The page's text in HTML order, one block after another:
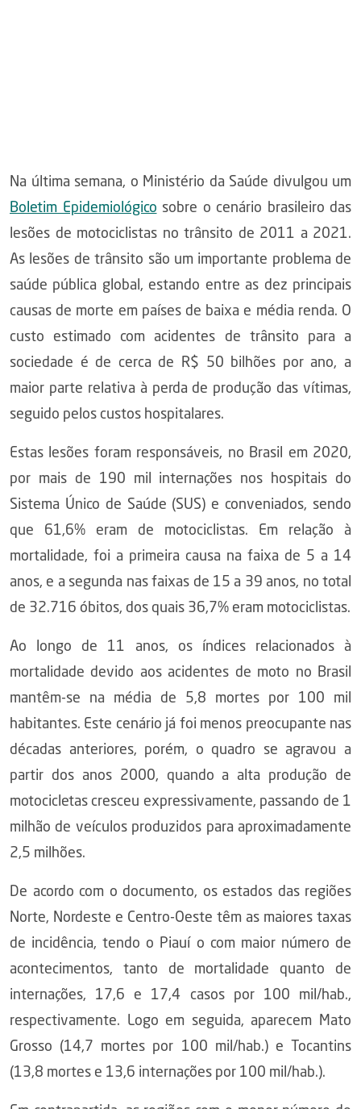
Na última semana, o Ministério da Saúde divulgou um
Boletim Epidemiológico sobre o cenário brasileiro das
lesões de motociclistas no trânsito de 2011 a 2021.
As lesões de trânsito são um importante problema de
saúde pública global, estando entre as dez principais
causas de morte em países de baixa e média renda. O
custo estimado com acidentes de trânsito para a
sociedade é de cerca de R$ 50 bilhões por ano, a
maior parte relativa à perda de produção das vítimas,
seguido pelos custos hospitalares.
Estas lesões foram responsáveis, no Brasil em 2020,
por mais de 190 mil internações nos hospitais do
Sistema Único de Saúde (SUS) e conveniados, sendo
que 61,6% eram de motociclistas. Em relação à
mortalidade, foi a primeira causa na faixa de 5 a 14
anos, e a segunda nas faixas de 15 a 39 anos, no total
de 32.716 óbitos, dos quais 36,7% eram motociclistas.
Ao longo de 11 anos, os índices relacionados à
mortalidade devido aos acidentes de moto no Brasil
mantêm-se na média de 5,8 mortes por 100 mil
habitantes. Este cenário já foi menos preocupante nas
décadas anteriores, porém, o quadro se agravou a
partir dos anos 2000, quando a alta produção de
motocicletas cresceu expressivamente, passando de 1
milhão de veículos produzidos para aproximadamente
2,5 milhões.
De acordo com o documento, os estados das regiões
Norte, Nordeste e Centro-Oeste têm as maiores taxas
de incidência, tendo o Piauí o com maior número de
acontecimentos, tanto de mortalidade quanto de
internações, 17,6 e 17,4 casos por 100 mil/hab.,
respectivamente. Logo em seguida, aparecem Mato
Grosso (14,7 mortes por 100 mil/hab.) e Tocantins
(13,8 mortes e 13,6 internações por 100 mil/hab.).